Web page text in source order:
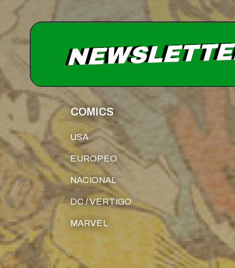
COMICS
USA
EUROPEO
NACIONAL
DC / VERTIGO
MARVEL